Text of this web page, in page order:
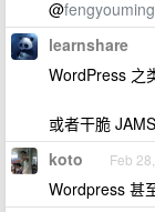
@fengyouming
learnshare
WordPress 之
或者干脆
koto Feb
Wordpress 甚